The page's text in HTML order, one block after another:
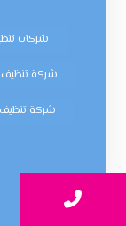
شركات
شركة تنظيف
شركة تنظيف